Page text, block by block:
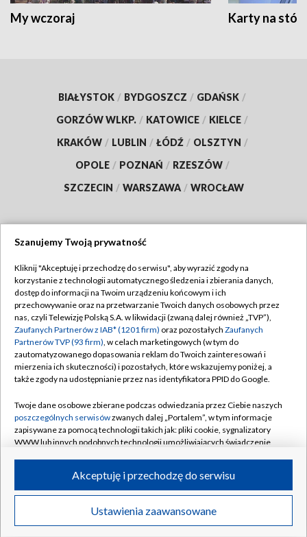
My wczoraj Karty na
BIAŁYSTOK / BYDGOSZCZ / GDAŃSK /
GORZÓW WLKP. / KATOWICE / KIELCE /
KRAKÓW / LUBLIN / ŁÓDŹ / OLSZTYN /
OPOLE / POZNAŃ / RZESZÓW /
SZCZECIN / WARSZAWA / WROCŁAW
TVP
Abonament TVP
Emisja w TVP
Centrum informacji TVP
Naziemna Telewizja Cyfrowa
Rada Programowa
System NOS
Informacje o nadawcy
Program dla prasy
Ogłoszenie przetargowe
Regulamin TVP
Polityka prywatności
Moje zgody
Pomoc
Kontakt
Kanały
©2026 Telewizja Polska S.A. w likwidacji
Szanujemy Twoją prywatność
Kliknij "Akceptuję i przechodzę do serwisu", aby wyrazić zgody na
korzystanie z technologii automatycznego śledzenia i zbierania danych,
dostęp do informacji na Twoim urządzeniu końcowym i ich
przechowywanie oraz na przetwarzanie Twoich danych osobowych przez
nas, czyli Telewizję Polską S.A. w likwidacji (zwaną dalej również „TVP”),
Zaufanych Partnerów z IAB* (1201 firm) oraz pozostałych Zaufanych
Partnerów TVP (93 firm), w celach marketingowych (w tym do
zautomatyzowanego dopasowania reklam do Twoich zainteresowań i
mierzenia ich skuteczności) i pozostałych, które wskazujemy poniżej, a
także zgody na udostępnianie przez nas identyfikatora PPID do Google.
Twoje dane osobowe zbierane podczas odwiedzania przez Ciebie naszych
poszczególnych serwisówzwanych dalej „Portalem”, w tym informacje
zapisywane za pomocą technologii takich jak: pliki cookie, sygnalizatory
WWW lub innych podobnych technologii umożliwiających świadczenie
ruchu w Internecie.
Twoje dane osobowe zbierane podczas odwiedzania przez Ciebie
poszczególnych serwisówna Portalu, takie jak adresy IP, identyfikatory
Ustawienia zaawansowane
Akceptuję i przechodzę do serwisu